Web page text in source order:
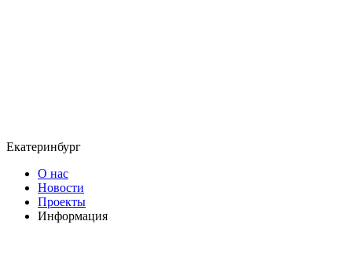
Екатеринбург
О нас
Новости
Проекты
Информация